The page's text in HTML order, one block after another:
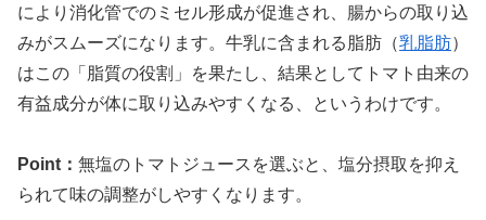
により消化管でのミセル形成が促進され、腸からの取り込
みがスムーズになります。牛乳に含まれる脂肪（乳脂肪）
はこの「脂質の役割」を果たし、結果としてトマト由来の
有益成分が体に取り込みやすくなる、というわけです。
Point： 無塩のトマトジュースを選ぶと、塩分摂取を抑え
られて味の調整がしやすくなります。